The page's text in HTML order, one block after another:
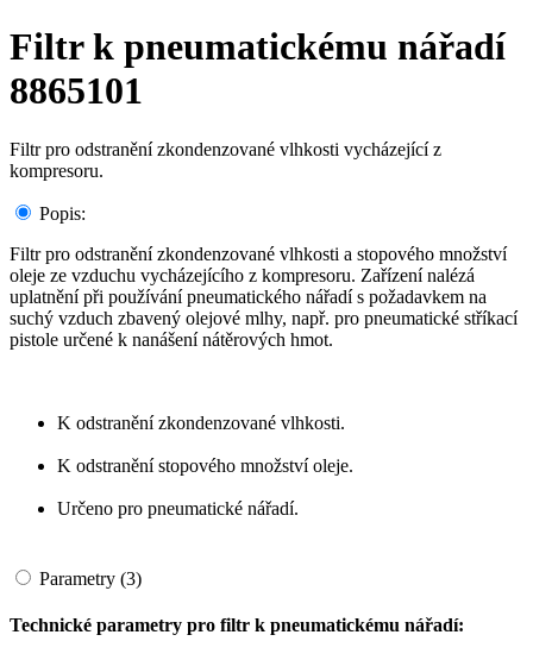
Filtr k pneumatickému nářadí
8865101
Filtr pro odstranění zkondenzované vlhkosti vycházející z
kompresoru.
Popis:
Filtr pro odstranění zkondenzované vlhkosti a stopového množství
oleje ze vzduchu vycházejícího z kompresoru. Zařízení nalézá
uplatnění při používání pneumatického nářadí s požadavkem na
suchý vzduch zbavený olejové mlhy, např. pro pneumatické stříkací
pistole určené k nanášení nátěrových hmot.
K odstranění zkondenzované vlhkosti.
K odstranění stopového množství oleje.
Určeno pro pneumatické nářadí.
Parametry (3)
Technické parametry pro filtr k pneumatickému nářadí: